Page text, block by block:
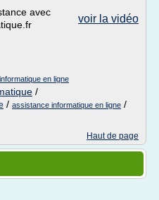
voir la vidéo
avec
en ligne
/
/ assistance informatique en ligne /
Haut de page